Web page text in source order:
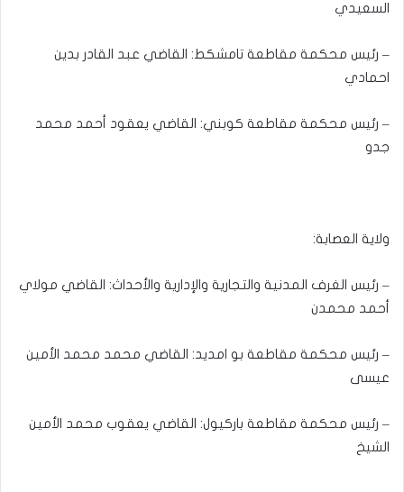
السعيدي
– رئيس محكمة مقاطعة تامشكط: القاضي عبد القادر بدين
احمادي
– رئيس محكمة مقاطعة كوبني: القاضي يعقود أحمد محمد
جدو
ولاية العصابة:
– رئيس الغرف المدنية والتجارية والإدارية والأحداث: القاضي مولاي
أحمد محمدن
– رئيس محكمة مقاطعة بو امديد: القاضي محمد محمد الأمين
عيسى
– رئيس محكمة مقاطعة باركيول: القاضي يعقوب محمد الأمين
الشيخ